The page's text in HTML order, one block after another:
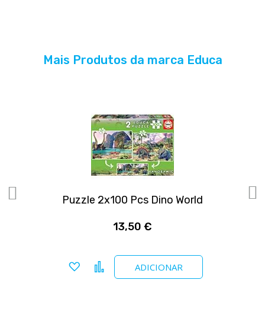
Mais Produtos da marca Educa
Puzzle 2x100 Pcs Dino World
13,50 €
ADICIONAR
Adicionar a favoritos
Comparar